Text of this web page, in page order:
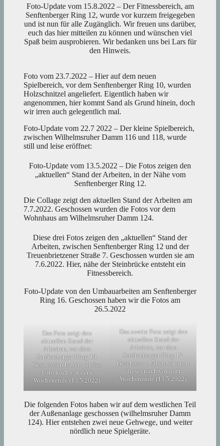
Foto-Update vom 15.8.2022 – Der Fitnessbereich, am
Senftenberger Ring 12, wurde vor kurzem freigegeben
und ist nun für alle Zugänglich. Wir freuen uns darüber,
euch das hier mitteilen zu können und wünschen viel
Spaß beim ausprobieren. Wir bedanken uns bei Lars für
den Hinweis.
Foto vom 23.7.2022 – Hier auf dem neuen
Spielbereich, vor dem Senftenberger Ring 10, wurden
Holzschnitzel angeliefert. Eigentlich haben wir
angenommen, hier kommt Sand als Grund hinein, doch
wir irren auch gelegentlich mal.
Foto-Update vom 22.7 2022 – Der kleine Spielbereich,
zwischen Wilhelmsruher Damm 116 und 118, wurde
still und leise eröffnet:
Foto-Update vom 13.5.2022 – Die Fotos zeigen den
„aktuellen“ Stand der Arbeiten, in der Nähe vom
Senftenberger Ring 12.
Die Collage zeigt den aktuellen Stand der Arbeiten am
7.7.2022. Geschossen wurden die Fotos vor dem
Wohnhaus am Wilhelmsruher Damm 124.
Diese drei Fotos zeigen den „aktuellen“ Stand der
Arbeiten, zwischen Senftenberger Ring 12 und der
Treuenbrietzener Straße 7. Geschossen wurden sie am
7.6.2022. Hier, nähe der Steinbrücke entsteht ein
Fitnessbereich.
Foto-Update von den Umbauarbeiten am Senftenberger
Ring 16. Geschossen haben wir die Fotos am
26.5.2022
Das Foto zeigt den
aktuellen Stand der
Arbeiten, vor dem
Senftenberger Ring 10.
Geschossen haben wir das
Foto noch vor dem
Wochenende (13.5.2022)
Das zweite Foto zeigt den
aktuellen Stand der
Arbeiten, vor dem
Senftenberger Ring 12.
Geschossen haben wir auch
dieses noch vor dem
Wochenende (13.5.2022)
Die folgenden Fotos haben wir auf dem westlichen Teil
der Außenanlage geschossen (wilhelmsruher Damm
124). Hier entstehen zwei neue Gehwege, und weiter
nördlich neue Spielgeräte.